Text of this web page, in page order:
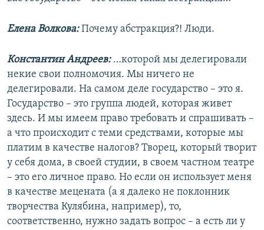
Елена Волкова:Почему абстракция?! Люди.
Константин Андреев:…которой мы делегировали
некие свои полномочия. Мы ничего не
делегировали. На самом деле государство – это я.
Государство – это группа людей, которая живет
здесь. И мы имеем право требовать и спрашивать –
а что происходит с теми средствами, которые мы
платим в качестве налогов? Творец, который творит
у себя дома, в своей студии, в своем частном театре
– это его личное право. Но если он использует меня
в качестве мецената (а я далеко не поклонник
творчества Кулябина, например), то,
соответственно, нужно задать вопрос – а есть ли у